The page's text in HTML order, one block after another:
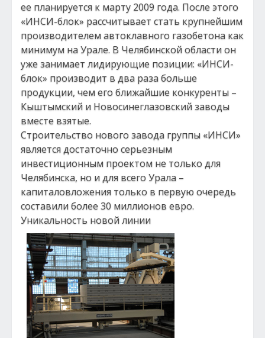
ее планируется к марту 2009 года. После этого
«ИНСИ-блок» рассчитывает стать крупнейшим
производителем автоклавного газобетона как
минимум на Урале. В Челябинской области он
уже занимает лидирующие позиции: «ИНСИ-
блок» производит в два раза больше
продукции, чем его ближайшие конкуренты –
Кыштымский и Новосинеглазовский заводы
вместе взятые.
Строительство нового завода группы «ИНСИ»
является достаточно серьезным
инвестиционным проектом не только для
Челябинска, но и для всего Урала –
капиталовложения только в первую очередь
составили более 30 миллионов евро.
Уникальность новой линии